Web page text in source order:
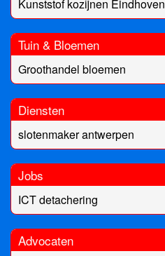
Kunststof kozijnen Eindhoven
Tuin & Bloemen
Groothandel bloemen
Diensten
slotenmaker antwerpen
Jobs
ICT detachering
Advocaten